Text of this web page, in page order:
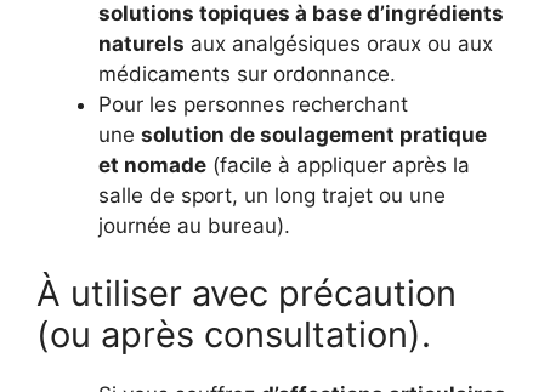
solutions topiques à base d’ingrédients
naturels aux analgésiques oraux ou aux
médicaments sur ordonnance.
Pour les personnes recherchant
une solution de soulagement pratique
et nomade (facile à appliquer après la
salle de sport, un long trajet ou une
journée au bureau).
À utiliser avec précaution
(ou après consultation).